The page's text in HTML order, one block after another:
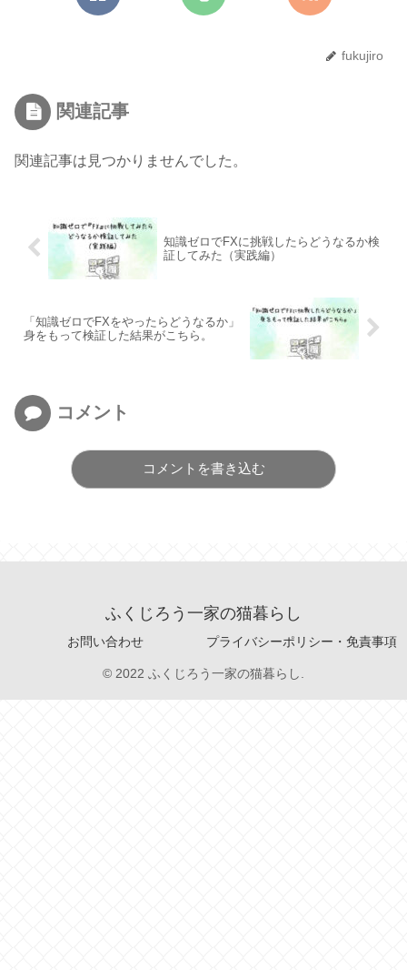
fukujiro
関連記事
関連記事は見つかりませんでした。
知識ゼロでFXに挑戦したらどうなるか検
証してみた（実践編）
「知識ゼロでFXをやったらどうなるか」
身をもって検証した結果がこちら。
コメント
コメントを書き込む
ふくじろう一家の猫暮らし
お問い合わせ プライバシーポリシー・免責事項
© 2022 ふくじろう一家の猫暮らし.